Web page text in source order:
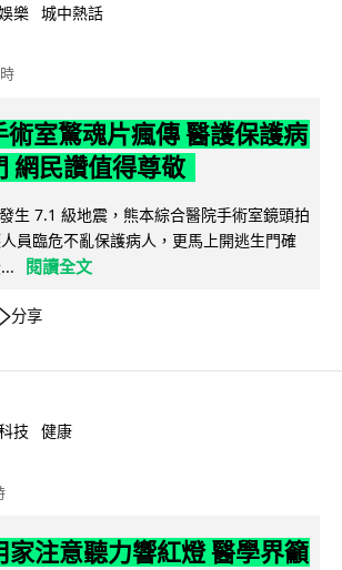
樂 城中熱話
術室驚魂片瘋傳 醫護保護病
網民讚值得尊敬
生 7.1 級地震，熊本綜合醫院手術室鏡頭拍
員臨危不亂保護病人，更馬上開逃生門確
閱讀全文
分享
技 健康
注意聽力響紅燈 醫學界籲